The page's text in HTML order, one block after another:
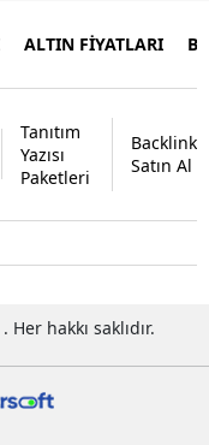
ALTIN FİYATLARI
Tanıtım
Yazısı
Paketleri
Backlink
Satın Al
hakkı saklıdır.